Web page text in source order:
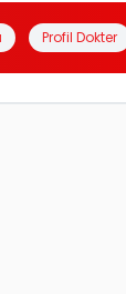
Profil Dokter